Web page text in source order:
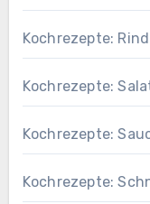
Kochrezepte: Rind
Kochrezepte:
Kochrezepte:
Kochrezepte: